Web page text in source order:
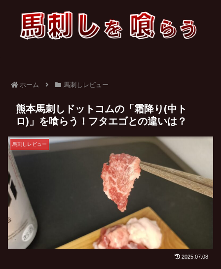
ホーム 馬刺しレビュー
熊本馬刺しドットコムの「霜降り(中ト
ロ)」を喰らう！フタエゴとの違いは？
馬刺しレビュー
2025.07.08